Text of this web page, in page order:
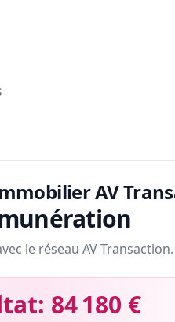
AV
le réseau AV Transaction.
84 180 €